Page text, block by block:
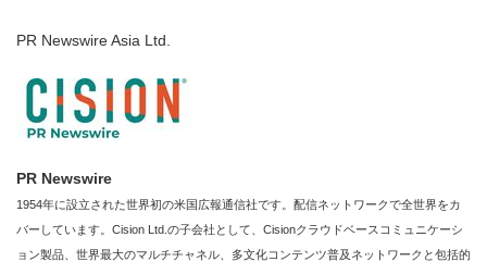
PR Newswire Asia Ltd.
PR Newswire
1954年に設立された世界初の米国広報通信社です。配信ネットワークで全世界をカ
バーしています。Cision Ltd.の子会社として、Cisionクラウドベースコミュニケーシ
ョン製品、世界最大のマルチチャネル、多文化コンテンツ普及ネットワークと包括的